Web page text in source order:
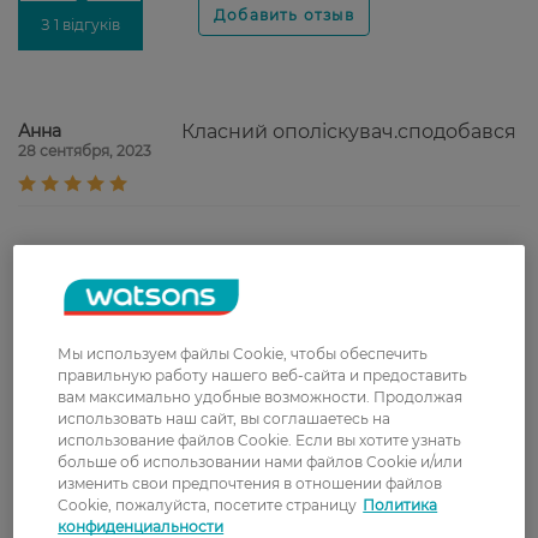
З 1 відгуків
Анна
28 сентября, 2023
Класний ополіскувач.сподобався
Новая почта
В отделение Новой почты - 99 грн, бесплатно
от 699 грн
Укрпочта
Стоимость доставки – 79 грн, бесплатная
доставка от – 599 грн
Забрать сегодня в магазине Watsons
Мы используем файлы Cookie, чтобы обеспечить
правильную работу нашего веб-сайта и предоставить
вам максимально удобные возможности. Продолжая
использовать наш сайт, вы соглашаетесь на
использование файлов Cookie. Если вы хотите узнать
больше об использовании нами файлов Cookie и/или
изменить свои предпочтения в отношении файлов
Cookie, пожалуйста, посетите страницу Политика
конфиденциальности